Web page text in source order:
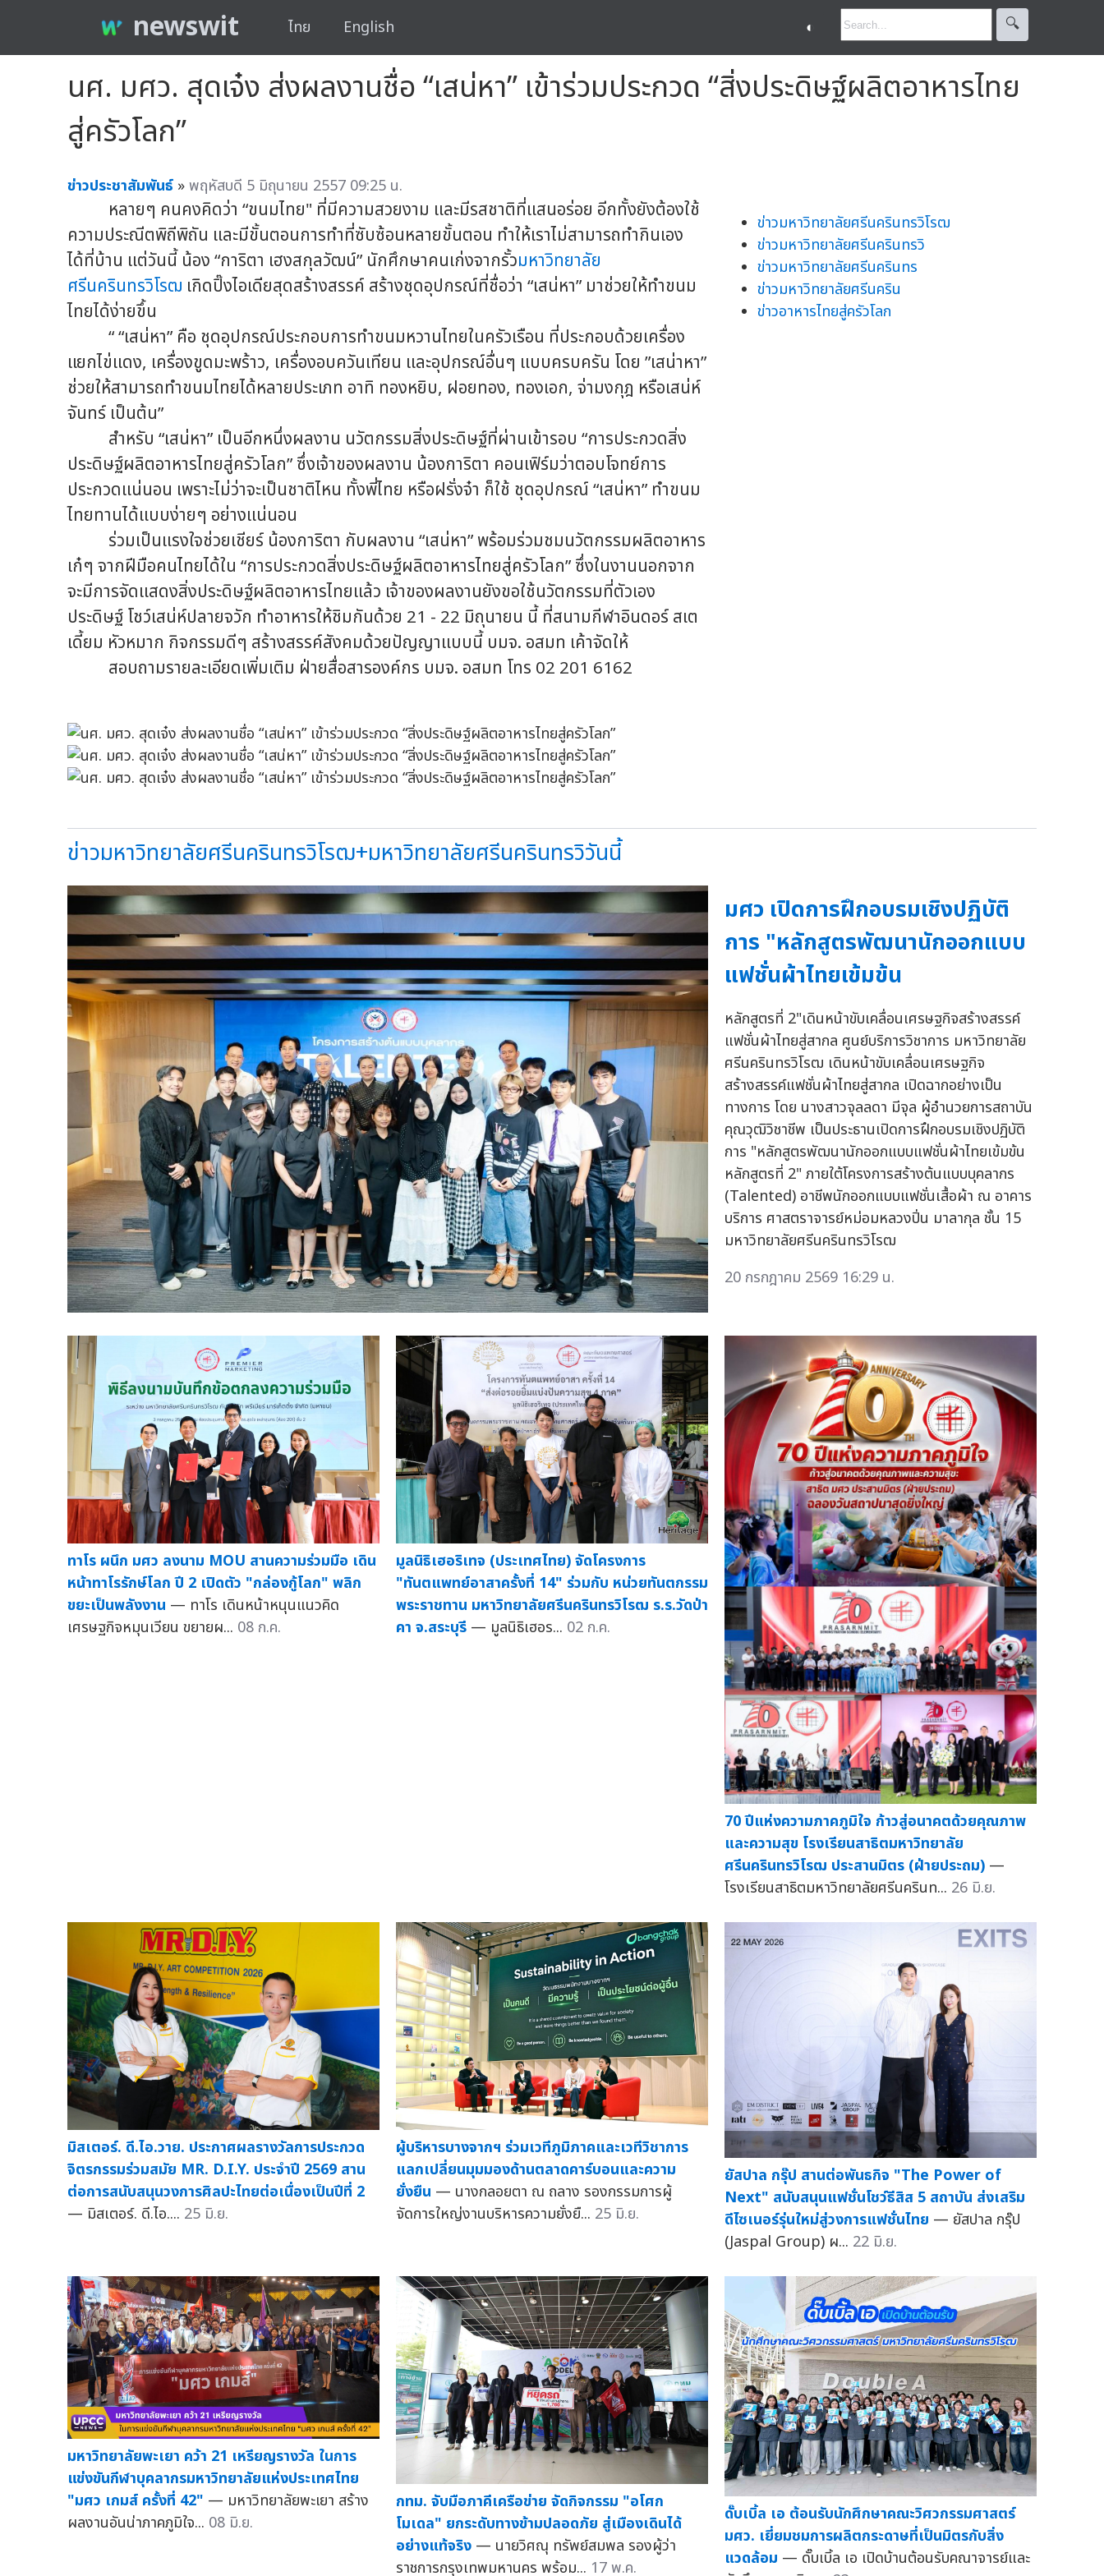
newswit ไทย English ◐ 🔍︎
นศ. มศว. สุดเจ๋ง ส่งผลงานชื่อ “เสน่หา” เข้าร่วมประกวด “สิ่งประดิษฐ์ผลิตอาหารไทย
สู่ครัวโลก”
ข่าวประชาสัมพันธ์ »พฤหัสบดี 5 มิถุนายน 2557 09:25 น.
หลายๆ คนคงคิดว่า “ขนมไทย" ที่มีความสวยงาม และมีรสชาติที่แสนอร่อย อีกทั้งยังต้องใช้
ความประณีตพิถีพิถัน และมีขั้นตอนการทำที่ซับซ้อนหลายขั้นตอน ทำให้เราไม่สามารถทำกินเอง
ได้ที่บ้าน แต่วันนี้ น้อง “การิตา เฮงสกุลวัฒน์” นักศึกษาคนเก่งจากรั้วมหาวิทยาลัย
ศรีนครินทรวิโรฒ เกิดปิ๊งไอเดียสุดสร้างสรรค์ สร้างชุดอุปกรณ์ที่ชื่อว่า “เสน่หา” มาช่วยให้ทำขนม
ไทยได้ง่ายขึ้น
“ “เสน่หา” คือ ชุดอุปกรณ์ประกอบการทำขนมหวานไทยในครัวเรือน ที่ประกอบด้วยเครื่อง
แยกไข่แดง, เครื่องขูดมะพร้าว, เครื่องอบควันเทียน และอุปกรณ์อื่นๆ แบบครบครัน โดย ”เสน่าหา”
ช่วยให้สามารถทำขนมไทยได้หลายประเภท อาทิ ทองหยิบ, ฝอยทอง, ทองเอก, จ่ามงกุฎ หรือเสน่ห์
จันทร์ เป็นต้น”
สำหรับ “เสน่หา” เป็นอีกหนึ่งผลงาน นวัตกรรมสิ่งประดิษฐ์ที่ผ่านเข้ารอบ “การประกวดสิ่ง
ประดิษฐ์ผลิตอาหารไทยสู่ครัวโลก” ซึ่งเจ้าของผลงาน น้องการิตา คอนเฟิร์มว่าตอบโจทย์การ
ประกวดแน่นอน เพราะไม่ว่าจะเป็นชาติไหน ทั้งพี่ไทย หรือฝรั่งจ๋า ก็ใช้ ชุดอุปกรณ์ “เสน่หา” ทำขนม
ไทยทานได้แบบง่ายๆ อย่างแน่นอน
ร่วมเป็นแรงใจช่วยเชียร์ น้องการิตา กับผลงาน “เสน่หา” พร้อมร่วมชมนวัตกรรมผลิตอาหาร
เก๋ๆ จากฝีมือคนไทยได้ใน “การประกวดสิ่งประดิษฐ์ผลิตอาหารไทยสู่ครัวโลก” ซึ่งในงานนอกจาก
จะมีการจัดแสดงสิ่งประดิษฐ์ผลิตอาหารไทยแล้ว เจ้าของผลงานยังขอใช้นวัตกรรมที่ตัวเอง
ประดิษฐ์ โชว์เสน่ห์ปลายจวัก ทำอาหารให้ชิมกันด้วย 21 - 22 มิถุนายน นี้ ที่สนามกีฬาอินดอร์ สเต
เดี้ยม หัวหมาก กิจกรรมดีๆ สร้างสรรค์สังคมด้วยปัญญาแบบนี้ บมจ. อสมท เค้าจัดให้
สอบถามรายละเอียดเพิ่มเติม ฝ่ายสื่อสารองค์กร บมจ. อสมท โทร 02 201 6162
ข่าวมหาวิทยาลัยศรีนครินทรวิโรฒ
ข่าวมหาวิทยาลัยศรีนครินทรวิ
ข่าวมหาวิทยาลัยศรีนครินทร
ข่าวมหาวิทยาลัยศรีนคริน
ข่าวอาหารไทยสู่ครัวโลก
ข่าวมหาวิทยาลัยศรีนครินทรวิโรฒ+มหาวิทยาลัยศรีนครินทรวิวันนี้
มศว เปิดการฝึกอบรมเชิงปฏิบัติ
การ "หลักสูตรพัฒนานักออกแบบ
แฟชั่นผ้าไทยเข้มข้น
หลักสูตรที่ 2"เดินหน้าขับเคลื่อนเศรษฐกิจสร้างสรรค์
แฟชั่นผ้าไทยสู่สากล ศูนย์บริการวิชาการ มหาวิทยาลัย
ศรีนครินทรวิโรฒ เดินหน้าขับเคลื่อนเศรษฐกิจ
สร้างสรรค์แฟชั่นผ้าไทยสู่สากล เปิดฉากอย่างเป็น
ทางการ โดย นางสาวจุลลดา มีจุล ผู้อำนวยการสถาบัน
คุณวุฒิวิชาชีพ เป็นประธานเปิดการฝึกอบรมเชิงปฏิบัติ
การ "หลักสูตรพัฒนานักออกแบบแฟชั่นผ้าไทยเข้มข้น
หลักสูตรที่ 2" ภายใต้โครงการสร้างต้นแบบบุคลากร
(Talented) อาชีพนักออกแบบแฟชั่นเสื้อผ้า ณ อาคาร
บริการ ศาสตราจารย์หม่อมหลวงปิ่น มาลากุล ชั้น 15
มหาวิทยาลัยศรีนครินทรวิโรฒ
20 กรกฎาคม 2569 16:29 น.
ทาโร ผนึก มศว ลงนาม MOU สานความร่วมมือ เดิน
หน้าทาโรรักษ์โลก ปี 2 เปิดตัว "กล่องกู้โลก" พลิก
ขยะเป็นพลังงาน — ทาโร เดินหน้าหนุนแนวคิด
เศรษฐกิจหมุนเวียน ขยายผ... 08 ก.ค.
มูลนิธิเฮอริเทจ (ประเทศไทย) จัดโครงการ
"ทันตแพทย์อาสาครั้งที่ 14" ร่วมกับ หน่วยทันตกรรม
พระราชทาน มหาวิทยาลัยศรีนครินทรวิโรฒ ร.ร.วัดป่า
คา จ.สระบุรี — มูลนิธิเฮอร... 02 ก.ค.
70 ปีแห่งความภาคภูมิใจ ก้าวสู่อนาคตด้วยคุณภาพ
และความสุข โรงเรียนสาธิตมหาวิทยาลัย
ศรีนครินทรวิโรฒ ประสานมิตร (ฝ่ายประถม) —
โรงเรียนสาธิตมหาวิทยาลัยศรีนครินท... 26 มิ.ย.
มิสเตอร์. ดี.ไอ.วาย. ประกาศผลรางวัลการประกวด
จิตรกรรมร่วมสมัย MR. D.I.Y. ประจำปี 2569 สาน
ต่อการสนับสนุนวงการศิลปะไทยต่อเนื่องเป็นปีที่ 2
— มิสเตอร์. ดี.ไอ.... 25 มิ.ย.
ผู้บริหารบางจากฯ ร่วมเวทีภูมิภาคและเวทีวิชาการ
แลกเปลี่ยนมุมมองด้านตลาดคาร์บอนและความ
ยั่งยืน — นางกลอยตา ณ ถลาง รองกรรมการผู้
จัดการใหญ่งานบริหารความยั่งยื... 25 มิ.ย.
ยัสปาล กรุ๊ป สานต่อพันธกิจ "The Power of
Next" สนับสนุนแฟชั่นโชว์ธีสิส 5 สถาบัน ส่งเสริม
ดีไซเนอร์รุ่นใหม่สู่วงการแฟชั่นไทย — ยัสปาล กรุ๊ป
(Jaspal Group) ผ... 22 มิ.ย.
มหาวิทยาลัยพะเยา คว้า 21 เหรียญรางวัล ในการ
แข่งขันกีฬาบุคลากรมหาวิทยาลัยแห่งประเทศไทย
"มศว เกมส์ ครั้งที่ 42" — มหาวิทยาลัยพะเยา สร้าง
ผลงานอันน่าภาคภูมิใจ... 08 มิ.ย.
กทม. จับมือภาคีเครือข่าย จัดกิจกรรม "อโศก
โมเดล" ยกระดับทางข้ามปลอดภัย สู่เมืองเดินได้
อย่างแท้จริง — นายวิศณุ ทรัพย์สมพล รองผู้ว่า
ราชการกรุงเทพมหานคร พร้อม... 17 พ.ค.
ดั๊บเบิ้ล เอ ต้อนรับนักศึกษาคณะวิศวกรรมศาสตร์
มศว. เยี่ยมชมการผลิตกระดาษที่เป็นมิตรกับสิ่ง
แวดล้อม — ดั๊บเบิ้ล เอ เปิดบ้านต้อนรับคณาจารย์และ